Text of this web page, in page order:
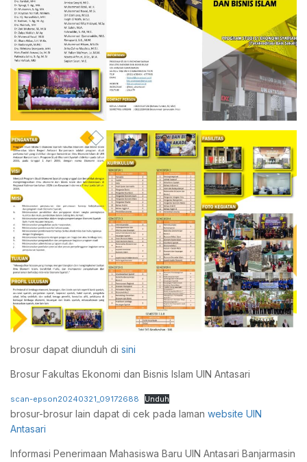
brosur dapat diunduh di sini
Brosur Fakultas Ekonomi dan Bisnis Islam UIN Antasari
scan-epson20240321_09172688 Unduh
brosur-brosur lain dapat di cek pada laman website UIN
Antasari
Informasi Penerimaan Mahasiswa Baru UIN Antasari Banjarmasin